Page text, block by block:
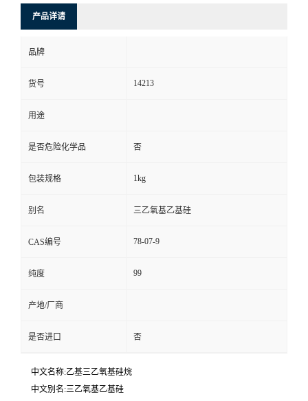
产品详请
品牌
货号 14213
用途
是否危险化学品 否
包装规格 1kg
别名 三乙氧基乙基硅
CAS编号 78-07-9
纯度 99
产地/厂商
是否进口 否
中文名称:乙基三乙氧基硅烷
中文别名:三乙氧基乙基硅